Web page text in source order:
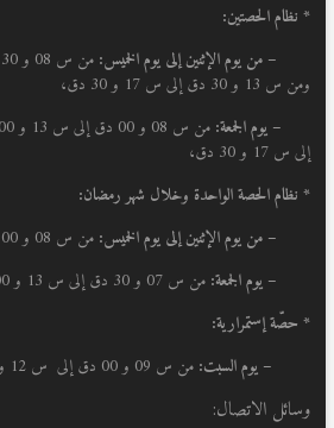
* نظام الحصتين:
– من يوم الإثنين إلى يوم الخميس:
ومن س 13 و 30 دق إلى س 17 و 30 دق،
– يوم الجمعة:
إلى س 17 و 30 دق،
* نظام الحصة الواحدة وخلال شهر رمضان:
– من يوم الإثنين إلى يوم الخميس: من س 08 و 00 دق إلى س 14 و 30 دق،
– يوم الجمعة: من س 07 و 30 دق إلى س 13 و 00،
* حصّة إستمرارية:
– يوم السبت: من س 09 و 00 دق إلى س 12 و 00 دق.
وسائل الاتصال: